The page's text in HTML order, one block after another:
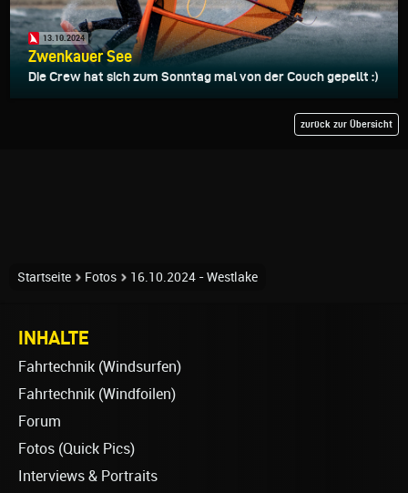
13.10.2024
Zwenkauer See
Die Crew hat sich zum Sonntag mal von der Couch gepellt :)
zurück zur Übersicht
Startseite Fotos 16.10.2024 - Westlake
INHALTE
Fahrtechnik (Windsurfen)
Fahrtechnik (Windfoilen)
Forum
Fotos (Quick Pics)
Interviews & Portraits